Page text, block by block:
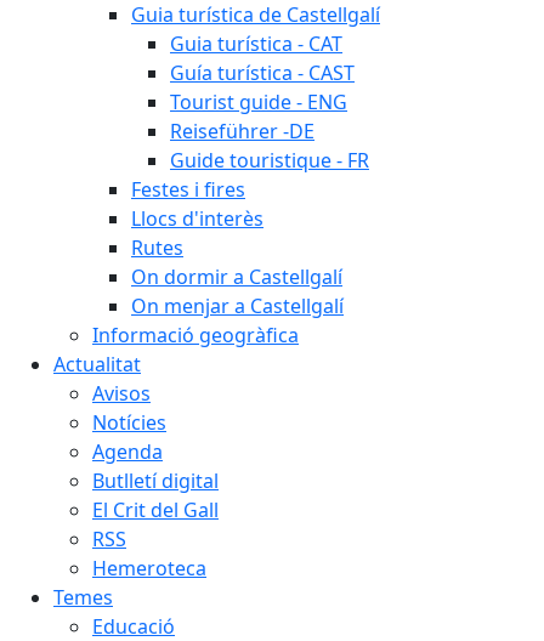
Guia turística de Castellgalí
Guia turística - CAT
Guía turística - CAST
Tourist guide - ENG
Reiseführer -DE
Guide touristique - FR
Festes i fires
Llocs d'interès
Rutes
On dormir a Castellgalí
On menjar a Castellgalí
Informació geogràfica
Actualitat
Avisos
Notícies
Agenda
Butlletí digital
El Crit del Gall
RSS
Hemeroteca
Temes
Educació